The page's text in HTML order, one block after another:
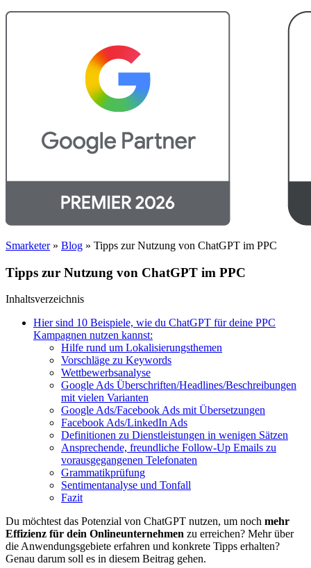
Smarketer» Blog » Tipps zur Nutzung von ChatGPT im PPC
Tipps zur Nutzung von ChatGPT im PPC
Inhaltsverzeichnis
Hier sind 10 Beispiele, wie du ChatGPT für deine PPC
Kampagnen nutzen kannst:
Hilfe rund um Lokalisierungsthemen
Vorschläge zu Keywords
Wettbewerbsanalyse
Google Ads Überschriften/Headlines/Beschreibungen
mit vielen Varianten
Google Ads/Facebook Ads mit Übersetzungen
Facebook Ads/LinkedIn Ads
Definitionen zu Dienstleistungen in wenigen Sätzen
Ansprechende, freundliche Follow-Up Emails zu
vorausgegangenen Telefonaten
Grammatikprüfung
Sentimentanalyse und Tonfall
Fazit
Du möchtest das Potenzial von ChatGPT nutzen, um noch mehr
Effizienz für dein Onlineunternehmen zu erreichen? Mehr über
die Anwendungsgebiete erfahren und konkrete Tipps erhalten?
Genau darum soll es in diesem Beitrag gehen.